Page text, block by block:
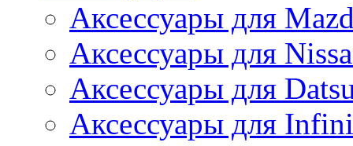
Аксессуары для
Аксессуары для
Аксессуары для
Аксессуары для